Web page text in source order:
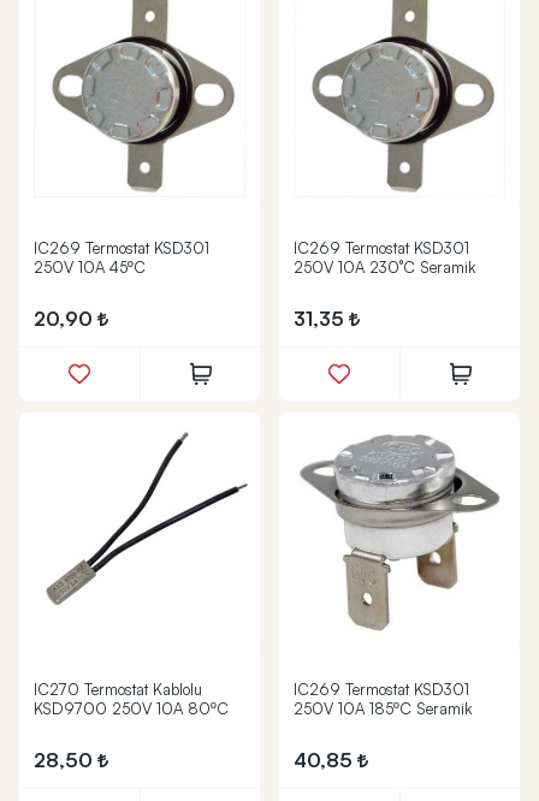
IC269 Termostat KSD301
250V 10A 45ºC
20,90
IC269 Termostat KSD301
250V 10A 230°C Seramik
31,35
IC270 Termostat Kablolu
KSD9700 250V 10A 80ºC
28,50
IC269 Termostat KSD301
250V 10A 185ºC Seramik
40,85